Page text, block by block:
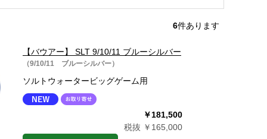
6件あります
【バウアー】 SLT 9/10/11 ブルーシルバー
（9/10/11 ブルーシルバー）
ソルトウォータービッグゲーム用
￥181,500
税抜 ￥165,000